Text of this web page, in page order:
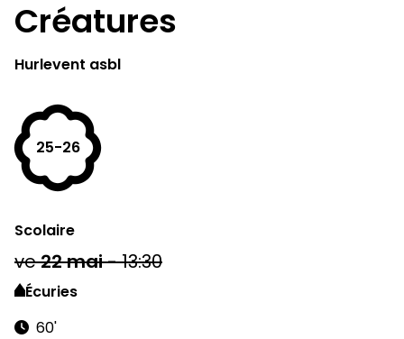
Créatures
Hurlevent asbl
25-26
Scolaire
ve22mai-13:30
Écuries
60'